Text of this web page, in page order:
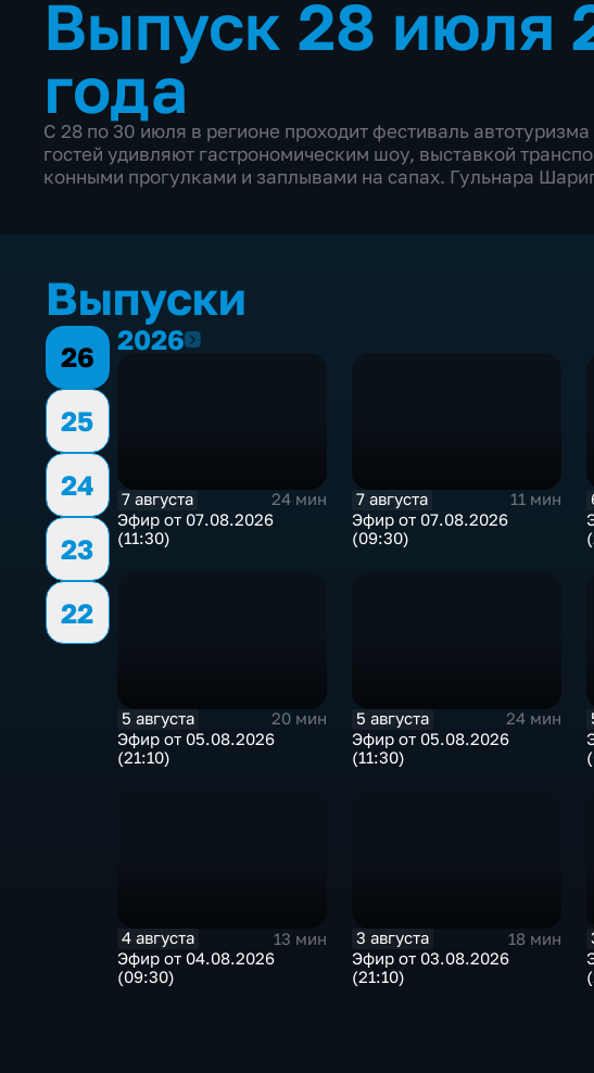
Выпуск 28 июля
года
С 28 по 30 июля в регионе проходит фестиваль
гостей удивляют гастрономическим шоу, выставкой
конными прогулками и заплывами на сапах. Гульнара
Выпуски
26
25
24
23
22
20262026
7 августа
24 мин
Эфир от 07.08.2026
(11:30)
7 августа
11 мин
Эфир от 07.08.2026
(09:30)
5 августа
20 мин
Эфир от 05.08.2026
(21:10)
5 августа
24 мин
Эфир от 05.08.2026
(11:30)
4 августа
13 мин
Эфир от 04.08.2026
(09:30)
3 августа
18 мин
Эфир от 03.08.2026
(21:10)